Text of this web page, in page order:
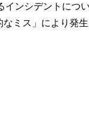
ンシデントにつ
ミス」により発